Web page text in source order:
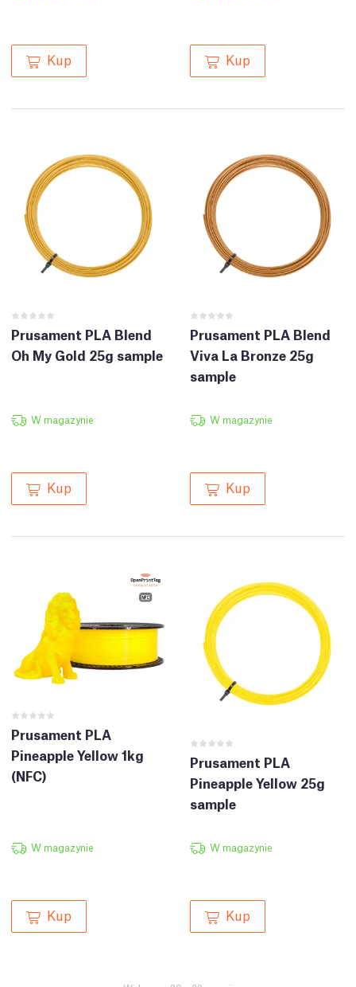
Kup Kup
Prusament PLA Blend
Oh My Gold 25g sample
W magazynie
Kup
Prusament PLA Blend
Viva La Bronze 25g
sample
W magazynie
Kup
Prusament PLA
Pineapple Yellow 1kg
(NFC)
W magazynie
Kup
Prusament PLA
Pineapple Yellow 25g
sample
W magazynie
Kup